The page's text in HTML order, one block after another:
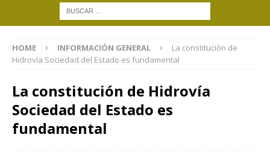
HOME INFORMACIÓN GENERAL
La constitución de
Hidrovía Sociedad del Estado es fundamental
La constitución de Hidrovía
Sociedad del Estado es
fundamental